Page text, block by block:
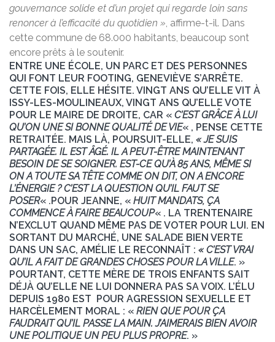
gouvernance solide et d’un projet qui regarde loin sans
renoncer à l’efficacité du quotidien » , affirme-t-il. Dans
cette commune de 68.000 habitants, beaucoup sont
encore prêts à le soutenir.
ENTRE UNE ÉCOLE, UN PARC ET DES PERSONNES
QUI FONT LEUR FOOTING, GENEVIÈVE S’ARRÊTE.
CETTE FOIS, ELLE HÉSITE. VINGT ANS QU’ELLE VIT À
ISSY-LES-MOULINEAUX, VINGT ANS QU’ELLE VOTE
POUR LE MAIRE DE DROITE, CAR « C’EST GRÂCE À LUI
QU’ON UNE SI BONNE QUALITÉ DE VIE« , PENSE CETTE
RETRAITÉE. MAIS LÀ, POURSUIT-ELLE, « JE SUIS
PARTAGÉE. IL EST ÂGÉ. IL A PEUT-ÊTRE MAINTENANT
BESOIN DE SE SOIGNER. EST-CE QU’À 85 ANS, MÊME SI
ON A TOUTE SA TÊTE COMME ON DIT, ON A ENCORE
L’ÉNERGIE ? C’EST LA QUESTION QU’IL FAUT SE
POSER« .POUR JEANNE, « HUIT MANDATS, ÇA
COMMENCE À FAIRE BEAUCOUP« . LA TRENTENAIRE
N’EXCLUT QUAND MÊME PAS DE VOTER POUR LUI. EN
SORTANT DU MARCHÉ, UNE SALADE BIEN VERTE
DANS UN SAC, AMÉLIE LE RECONNAÎT : « C’EST VRAI
QU’IL A FAIT DE GRANDES CHOSES POUR LA VILLE. »
POURTANT, CETTE MÈRE DE TROIS ENFANTS SAIT
DÉJÀ QU’ELLE NE LUI DONNERA PAS SA VOIX. L’ÉLU
DEPUIS 1980 EST POUR AGRESSION SEXUELLE ET
HARCÈLEMENT MORAL : « RIEN QUE POUR ÇA
FAUDRAIT QU’IL PASSE LA MAIN. J’AIMERAIS BIEN AVOIR
UNE POLITIQUE UN PEU PLUS PROPRE. »